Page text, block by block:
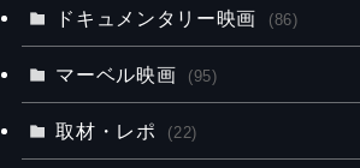
ドキュメンタリー映画 (86)
マーベル映画 (95)
取材・レポ (22)